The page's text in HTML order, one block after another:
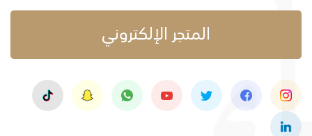
المتجر الإلكتروني